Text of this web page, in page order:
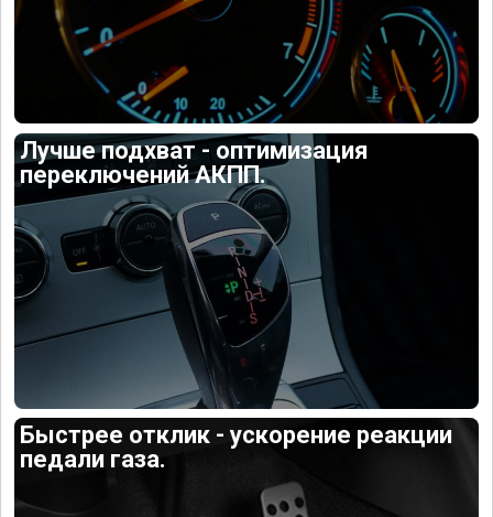
Лучше подхват - оптимизация
переключений АКПП.
Быстрее отклик - ускорение реакции
педали газа.